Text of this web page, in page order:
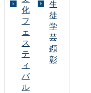
化
フ
ェ
ス
テ
ィ
バ
ル
生
徒
学
芸
顕
彰